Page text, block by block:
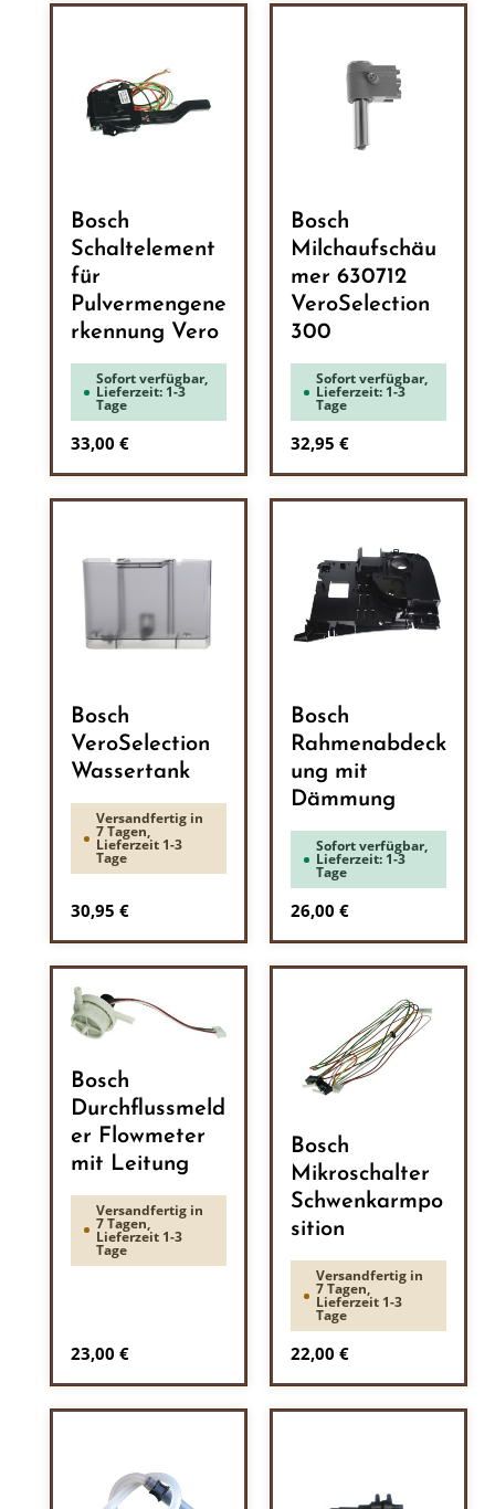
Bosch
Schaltelement
für
Pulvermengene
rkennung Vero
Sofort verfügbar,
Lieferzeit: 1-3
Tage
Regulärer Preis:
33,00 €
Bosch
Milchaufschäu
mer 630712
VeroSelection
300
Sofort verfügbar,
Lieferzeit: 1-3
Tage
Regulärer Preis:
32,95 €
Bosch
VeroSelection
Wassertank
Versandfertig in
7 Tagen,
Lieferzeit 1-3
Tage
Regulärer Preis:
30,95 €
Bosch
Rahmenabdeck
ung mit
Dämmung
Sofort verfügbar,
Lieferzeit: 1-3
Tage
Regulärer Preis:
26,00 €
Bosch
Durchflussmeld
er Flowmeter
mit Leitung
Versandfertig in
7 Tagen,
Lieferzeit 1-3
Tage
Regulärer Preis:
23,00 €
Bosch
Mikroschalter
Schwenkarmpo
sition
Versandfertig in
7 Tagen,
Lieferzeit 1-3
Tage
Regulärer Preis:
22,00 €